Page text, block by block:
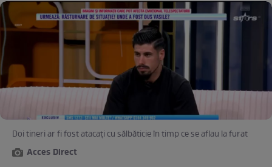
Doi tineri ar fi fost atacați cu sălbăticie în timp ce se aflau la furat
Acces Direct